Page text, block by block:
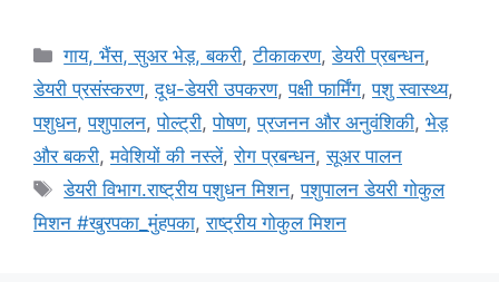
गाय, भैंस, सुअर भेड़, बकरी,टीकाकरण,डेयरी प्रबन्धन,
डेयरी प्रसंस्करण,दूध-डेयरी उपकरण,पक्षी फार्मिंग,पशु स्वास्थ्य,
पशुधन,पशुपालन,पोल्ट्री,पोषण,प्रजनन और अनुवंशिकी, भेड़
और बकरी,मवेशियों की नस्लें,रोग प्रबन्धन,सूअर पालन
डेयरी विभाग.राष्ट्रीय पशुधन मिशन,पशुपालन डेयरी गोकुल
मिशन #खुरपका_मुंहपका,राष्ट्रीय गोकुल मिशन